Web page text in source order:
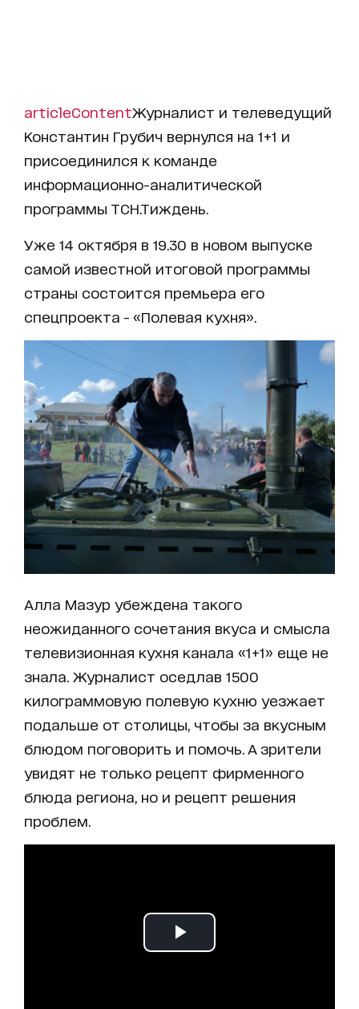
articleContentЖурналист и телеведущий
Константин Грубич вернулся на 1+1 и
присоединился к команде
информационно-аналитической
программы ТСН.Тиждень.
Уже 14 октября в 19.30 в новом выпуске
самой известной итоговой программы
страны состоится премьера его
спецпроекта - «Полевая кухня».
Алла Мазур убеждена такого
неожиданного сочетания вкуса и смысла
телевизионная кухня канала «1+1» еще не
знала. Журналист оседлав 1500
килограммовую полевую кухню уезжает
подальше от столицы, чтобы за вкусным
блюдом поговорить и помочь. А зрители
увидят не только рецепт фирменного
блюда региона, но и рецепт решения
проблем.